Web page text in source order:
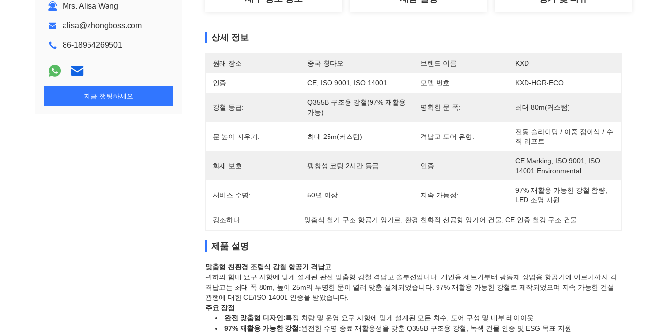
Mrs. Alisa Wang
alisa@zhongboss.com
86-18954269501
지금 챗팅하세요
상세 정보
원래 장소 중국 칭다오 브랜드 이름 KXD
인증 CE, ISO 9001, ISO 14001 모델 번호 KXD-HGR-ECO
강철 등급:
Q355B 구조용 강철(97% 재활용
가능)
명확한 문 폭: 최대 80m(커스텀)
문 높이 지우기: 최대 25m(커스텀) 격납고 도어 유형:
전동 슬라이딩 / 이중 접이식 / 수
직 리프트
화재 보호: 팽창성 코팅 2시간 등급 인증:
CE Marking, ISO 9001, ISO
14001 Environmental
서비스 수명: 50년 이상 지속 가능성:
97% 재활용 가능한 강철 함량,
LED 조명 지원
강조하다: 맞춤식 철기 구조 항공기 앙가르 환경 친화적 선공형 앙가어 건물 , CE 인증 철강 구조 건물
제품 설명
맞춤형 친환경 조립식 강철 항공기 격납고
귀하의 함대 요구 사항에 맞게 설계된 완전 맞춤형 강철 격납고 솔루션입니다. 개인용 제트기부터 광동체 상업용 항공기에 이르기까지 각
격납고는 최대 폭 80m, 높이 25m의 투명한 문이 열려 맞춤 설계되었습니다. 97% 재활용 가능한 강철로 제작되었으며 지속 가능한 건설
관행에 대한 CE/ISO 14001 인증을 받았습니다.
주요 장점
완전 맞춤형 디자인:특정 차량 및 운영 요구 사항에 맞게 설계된 모든 치수, 도어 구성 및 내부 레이아웃
97% 재활용 가능한 강철:완전한 수명 종료 재활용성을 갖춘 Q355B 구조용 강철, 녹색 건물 인증 및 ESG 목표 지원